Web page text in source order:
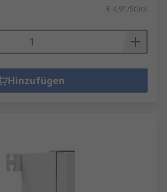
€ 4,91/Stück
Hinzufügen